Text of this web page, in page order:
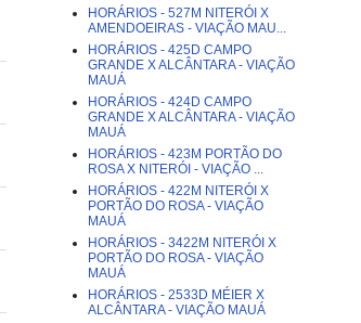
HORÁRIOS - 527M NITERÓI X
AMENDOEIRAS - VIAÇÃO MAU...
HORÁRIOS - 425D CAMPO
GRANDE X ALCÂNTARA - VIAÇÃO
MAUÁ
HORÁRIOS - 424D CAMPO
GRANDE X ALCÂNTARA - VIAÇÃO
MAUÁ
HORÁRIOS - 423M PORTÃO DO
ROSA X NITERÓI - VIAÇÃO ...
HORÁRIOS - 422M NITERÓI X
PORTÃO DO ROSA - VIAÇÃO
MAUÁ
HORÁRIOS - 3422M NITERÓI X
PORTÃO DO ROSA - VIAÇÃO
MAUÁ
HORÁRIOS - 2533D MÉIER X
ALCÂNTARA - VIAÇÃO MAUÁ